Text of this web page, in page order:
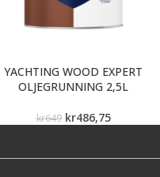
YACHTING WOOD EXPERT
OLJEGRUNNING 2,5L
kr649 kr486,75